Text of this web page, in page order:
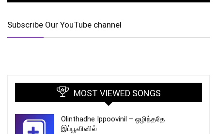
Subscribe Our YouTube channel
MOST VIEWED SONGS
Olinthadhe Ippoovinil – ஒழிந்ததே
இப்பூவினில்